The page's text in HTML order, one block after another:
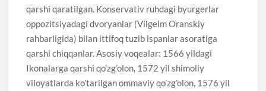
qarshi qaratilgan. Konservativ ruhdagi byurgerlar
oppozitsiyadagi dvoryanlar (Vilgelm Oranskiy
rahbarligida) bilan ittifoq tuzib ispanlar asoratiga
qarshi chiqqanlar. Asosiy voqealar: 1566 yildagi
Ikonalarga qarshi qo’zg’olon, 1572 yil shimoliy
viloyatlarda ko’tarilgan ommaviy qo’zg’olon, 1576 yil